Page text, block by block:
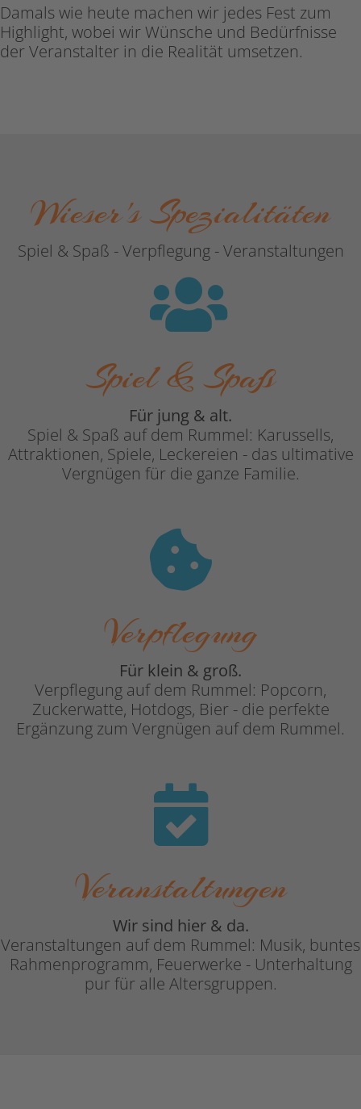
Damals wie heute machen wir jedes Fest zum
Highlight, wobei wir Wünsche und Bedürfnisse
der Veranstalter in die Realität umsetzen.
Wieser's Spezialitäten
Spiel & Spaß - Verpflegung - Veranstaltungen
Spiel & Spaß
Für jung & alt.
Spiel & Spaß auf dem Rummel: Karussells,
Attraktionen, Spiele, Leckereien - das ultimative
Vergnügen für die ganze Familie.
Verpflegung
Für klein & groß.
Verpflegung auf dem Rummel: Popcorn,
Zuckerwatte, Hotdogs, Bier - die perfekte
Ergänzung zum Vergnügen auf dem Rummel.
Veranstaltungen
Wir sind hier & da.
Veranstaltungen auf dem Rummel: Musik, buntes
Rahmenprogramm, Feuerwerke - Unterhaltung
pur für alle Altersgruppen.